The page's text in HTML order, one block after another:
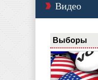
Видео
Выборы